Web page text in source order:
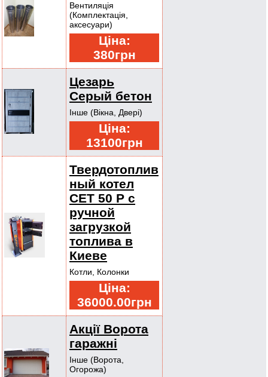
Вентиляція
(Комплектація,
аксесуари)
Ціна:
380грн
Цезарь
Серый бетон
Інше (Вікна, Двері)
Ціна:
13100грн
Твердотоплив
ный котел
СЕТ 50 Р с
ручной
загрузкой
топлива в
Киеве
Котли, Колонки
Ціна:
36000.00грн
Акції Ворота
гаражні
Інше (Ворота,
Огорожа)